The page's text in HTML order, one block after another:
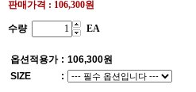
판매가격 : 106,300원
수량 EA
옵션적용가 : 106,300원
SIZE
: